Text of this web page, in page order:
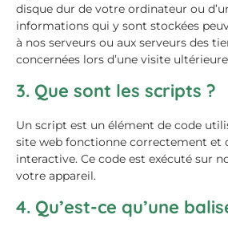
disque dur de votre ordinateur ou
informations qui y sont stockées
à nos serveurs ou aux serveurs des
concernées lors d’une visite
3. Que sont les scripts ?
Un script est un élément de code
site web fonctionne correctement et
interactive. Ce code est exécuté sur
votre appareil.
4. Qu’est-ce qu’une